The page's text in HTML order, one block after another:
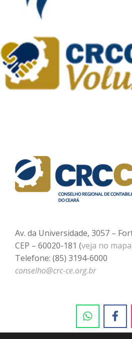
Av. da Universidade, 3057 –
CEP – 60020-181 (veja no mapa
Telefone: (85) 3194-6000
conselho@crc-ce.org.br